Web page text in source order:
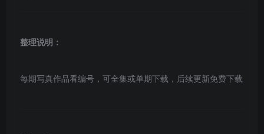
整理说明：
每期写真作品看编号，可全集或单期下载，后续更新免费下载